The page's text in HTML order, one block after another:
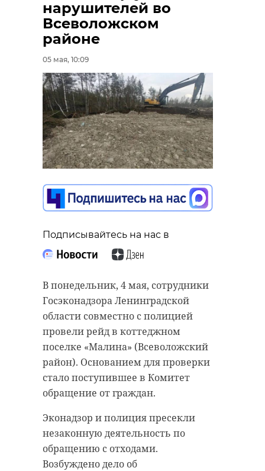
нарушителей во
Всеволожском
районе
05 мая, 10:09
Подписывайтесь на нас в
В понедельник, 4 мая, сотрудники
Госэконадзора Ленинградской
области совместно с полицией
провели рейд в коттеджном
поселке «Малина» (Всеволожский
район). Основанием для проверки
стало поступившее в Комитет
обращение от граждан.
Эконадзор и полиция пресекли
незаконную деятельность по
обращению с отходами.
Возбуждено дело об